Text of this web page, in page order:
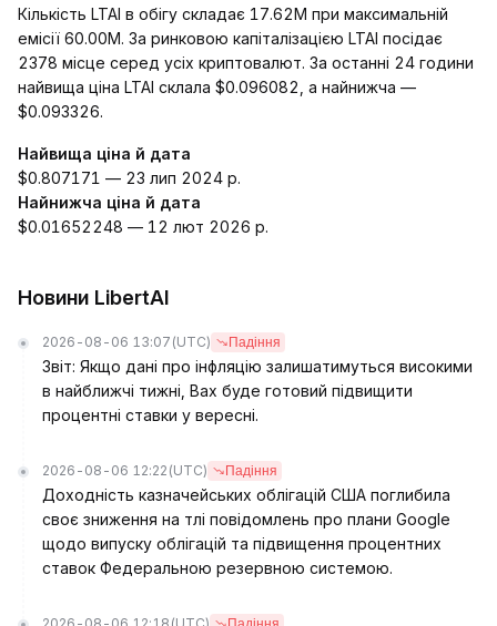
Кількість LTAI в обігу складає 17.62M при максимальній
емісії 60.00M. За ринковою капіталізацією LTAI посідає
2378 місце серед усіх криптовалют. За останні 24 години
найвища ціна LTAI склала $0.096082, а найнижча —
$0.093326.
Найвища ціна й дата
$0.807171 — 23 лип 2024 р.
Найнижча ціна й дата
$0.01652248 — 12 лют 2026 р.
Новини LibertAI
2026-08-06 13:07 (UTC) Падіння
Звіт: Якщо дані про інфляцію залишатимуться високими
в найближчі тижні, Вах буде готовий підвищити
процентні ставки у вересні.
2026-08-06 12:22 (UTC) Падіння
Доходність казначейських облігацій США поглибила
своє зниження на тлі повідомлень про плани Google
щодо випуску облігацій та підвищення процентних
ставок Федеральною резервною системою.